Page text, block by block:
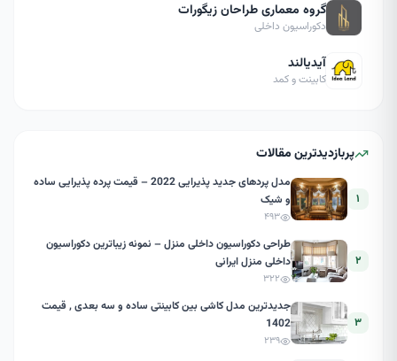
گروه معماری طراحان زیگورات
دکوراسیون داخلی
آیدیالند
کابینت و کمد
پربازدیدترین مقالات
۱
مدل پردهای جدید پذیرایی 2022 – قیمت پرده پذیرایی ساده
و شیک
۴۹۳
۲
طراحی دکوراسیون داخلی منزل – نمونه زیباترین دکوراسیون
داخلی منزل ایرانی
۳۲۲
۳
جدیدترین مدل کاشی بین کابینتی ساده و سه بعدی , قیمت
1402
۲۳۹